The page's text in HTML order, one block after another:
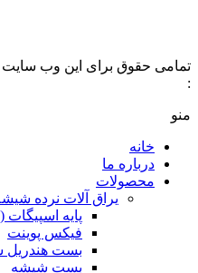
تمامی حقوق برای این وب
:
منو
خانه
درباره ما
محصولات
یراق آلات نرده
پایه
فیکس پوینت
بست هندریل
بست شیشه